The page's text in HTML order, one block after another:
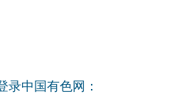
录中国有色网：